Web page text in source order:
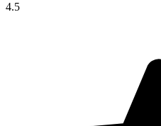
4.5